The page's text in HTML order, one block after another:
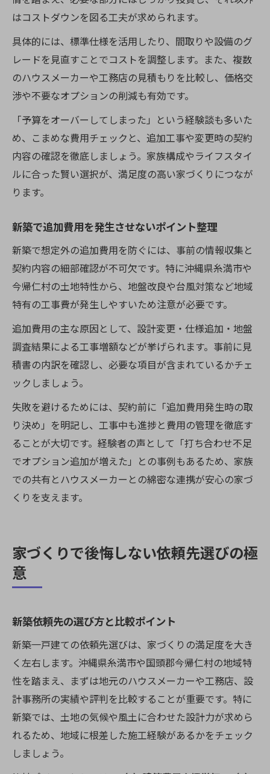
はコストダウンを図る工夫が求められます。
具体的には、標準仕様を活用したり、間取りや設備のグ
レードを見直すことでコストを調整します。また、複数
のハウスメーカーや工務店の見積もりを比較し、価格交
渉や不要なオプションの削減も有効です。
「予算をオーバーしてしまった」という経験談も多いた
め、こまめな費用チェックと、追加工事や変更時の契約
内容の確認を徹底しましょう。家族構成やライフスタイ
ルに合った賢い選択が、満足度の高い家づくりにつなが
ります。
新築で追加費用を発生させないポイント整理
新築で想定外の追加費用を防ぐには、事前の情報収集と
契約内容の細部確認が不可欠です。特に沖縄県糸満市や
今帰仁村の土地特性から、地盤改良や台風対策など地域
特有の工事費が発生しやすいため注意が必要です。
追加費用の主な原因として、設計変更・仕様追加・地盤
調査結果による工事増額などが挙げられます。事前に見
積書の内訳を確認し、必要な項目が含まれているかチェ
ックしましょう。
失敗を避けるためには、契約前に「追加費用発生時の取
り決め」を明記し、工事中も進捗と費用の管理を徹底す
ることが大切です。経験者の声として「打ち合わせ不足
でオプション追加が増えた」との事例もあるため、家族
での共有とハウスメーカーとの綿密な連携が安心の家づ
くりを支えます。
家づくりで後悔しない依頼先選びの極
意
新築依頼先の選び方と比較ポイント
新築一戸建ての依頼先選びは、家づくりの満足度を大き
く左右します。沖縄県糸満市や国頭郡今帰仁村の地域特
性を踏まえ、まずは地元のハウスメーカーや工務店、設
計事務所の実績や評判を比較することが重要です。特に
新築では、土地の気候や風土に合わせた設計力が求めら
れるため、地域に根差した施工経験があるかをチェック
しましょう。